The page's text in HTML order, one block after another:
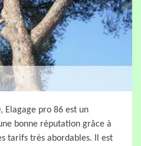
Elagage pro 86 est un
bonne réputation grâce à
tarifs très abordables. Il est